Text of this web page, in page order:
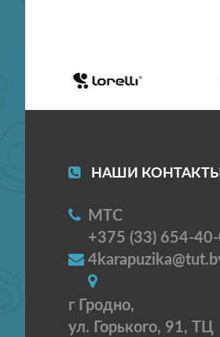
НАШИ
МТС
+375 (33) 654-
г Гродно,
ул. Горького, 91, ТЦ